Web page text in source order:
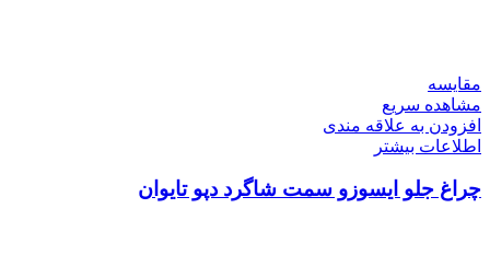
مقایسه
مشاهده سریع
افزودن به علاقه مندی
اطلاعات بیشتر
چراغ جلو ایسوزو سمت شاگرد دپو تایوان